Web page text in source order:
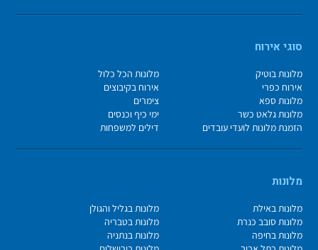
סוגי אירוח
מלונות בוטיק
מלונות הכל כלול
אירוח כפרי
אירוח בקיבוצים
מלונות ספא
צימרים
מלונות גלאט כשר
ימי כיף וכנסים
הזמנת מלונות לועדי עובדים
דילים למשפחות
מלונות
מלונות באילת
מלונות בגליל והגולן
מלונות סובב כנרת
מלונות בטבריה
מלונות בחיפה
מלונות בנתניה